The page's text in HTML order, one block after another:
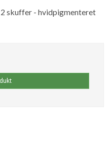
2 skuffer - hvidpigmenteret